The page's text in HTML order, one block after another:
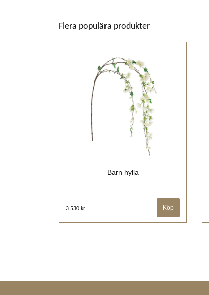
Flera populära produkter
Barn hylla
3 530 kr